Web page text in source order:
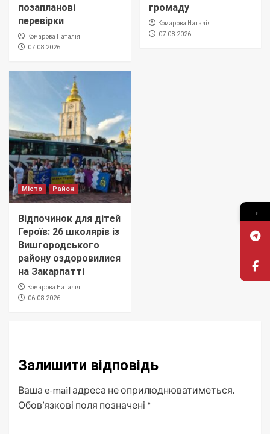
позапланові
перевірки
Комарова Наталія
07.08.2026
громаду
Комарова Наталія
07.08.2026
Місто Район
Відпочинок для дітей
Героїв: 26 школярів із
Вишгородського
району оздоровилися
на Закарпатті
Комарова Наталія
06.08.2026
Залишити відповідь
Ваша e-mail адреса не оприлюднюватиметься.
Обов’язкові поля позначені *
→